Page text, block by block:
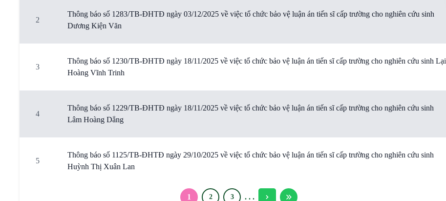
2
Thông báo số 1283/TB-ĐHTĐ ngày 03/12/2025 về việc tổ chức bảo vệ luận án tiến sĩ cấp trường cho nghiên cứu sinh
Dương Kiện Văn
3
Thông báo số 1230/TB-ĐHTĐ ngày 18/11/2025 về việc tổ chức bảo vệ luận án tiến sĩ cấp trường cho nghiên cứu sinh Lại
Hoàng Vĩnh Trinh
4
Thông báo số 1229/TB-ĐHTĐ ngày 18/11/2025 về việc tổ chức bảo vệ luận án tiến sĩ cấp trường cho nghiên cứu sinh
Lâm Hoàng Dẳng
5
Thông báo số 1125/TB-ĐHTĐ ngày 29/10/2025 về việc tổ chức bảo vệ luận án tiến sĩ cấp trường cho nghiên cứu sinh
Huỳnh Thị Xuân Lan
1 2 3 . . .